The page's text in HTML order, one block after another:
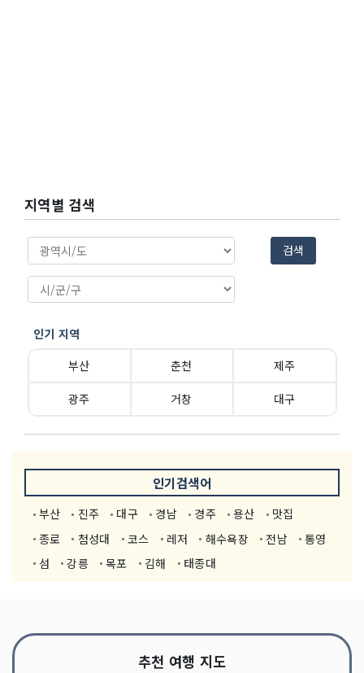
지역별 검색
검색
인기 지역
부산
춘천 제주
광주 거창 대구
인기검색어
부산 진주 대구 경남 경주 용산
맛집
종로
첨성대 코스 레저 해수욕장 전남
통영
섬
강릉 목포 김해 태종대
추천 여행 지도